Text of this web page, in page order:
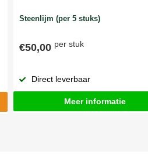
Steenlijm (per 5 stuks)
€50,00 per stuk
Direct leverbaar
Meer informatie